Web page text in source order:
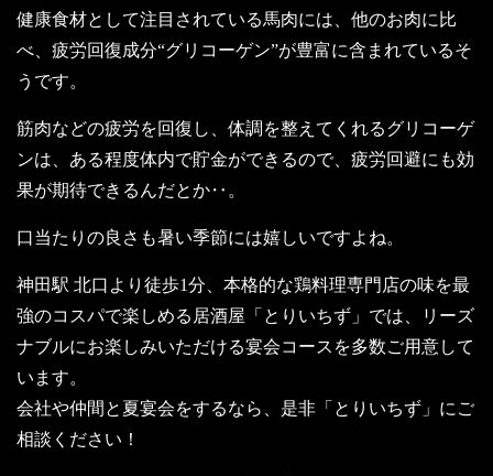
健康食材として注目されている馬肉には、他のお肉に比
べ、疲労回復成分“グリコーゲン”が豊富に含まれているそ
うです。
筋肉などの疲労を回復し、体調を整えてくれるグリコーゲ
ンは、ある程度体内で貯金ができるので、疲労回避にも効
果が期待できるんだとか‥。
口当たりの良さも暑い季節には嬉しいですよね。
神田駅 北口より徒歩1分、本格的な鶏料理専門店の味を最
強のコスパで楽しめる居酒屋「とりいちず」では、リーズ
ナブルにお楽しみいただける宴会コースを多数ご用意して
います。
会社や仲間と夏宴会をするなら、是非「とりいちず」にご
相談ください！